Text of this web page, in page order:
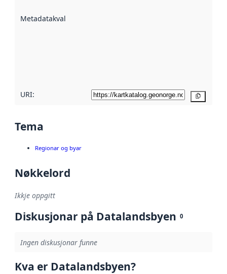
Metadatakvalitet
URI:
Tema
Regionar og byar
Nøkkelord
Ikkje oppgitt
Diskusjonar på Datalandsbyen 0
Ingen diskusjonar funne
Kva er Datalandsbyen?